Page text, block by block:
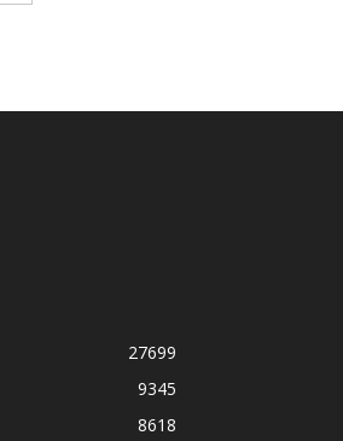
27699
9345
8618